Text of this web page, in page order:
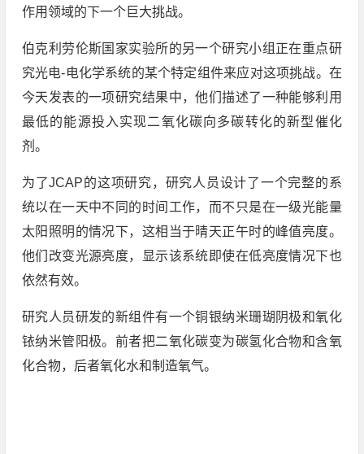
作用领域的下一个巨大挑战。
伯克利劳伦斯国家实验所的另一个研究小组正在重点研
究光电-电化学系统的某个特定组件来应对这项挑战。在
今天发表的一项研究结果中，他们描述了一种能够利用
最低的能源投入实现二氧化碳向多碳转化的新型催化
剂。
为了JCAP的这项研究，研究人员设计了一个完整的系
统以在一天中不同的时间工作，而不只是在一级光能量
太阳照明的情况下，这相当于晴天正午时的峰值亮度。
他们改变光源亮度，显示该系统即使在低亮度情况下也
依然有效。
研究人员研发的新组件有一个铜银纳米珊瑚阴极和氧化
铱纳米管阳极。前者把二氧化碳变为碳氢化合物和含氧
化合物，后者氧化水和制造氧气。